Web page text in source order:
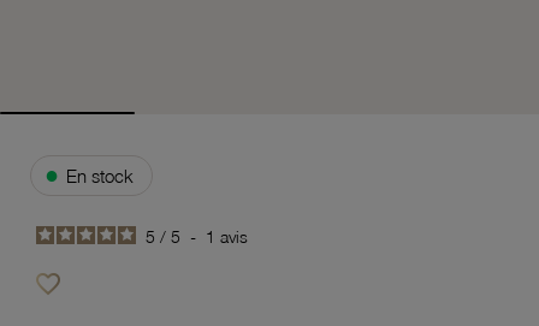
● En stock
5 / 5 - 1 avis
favorite_border